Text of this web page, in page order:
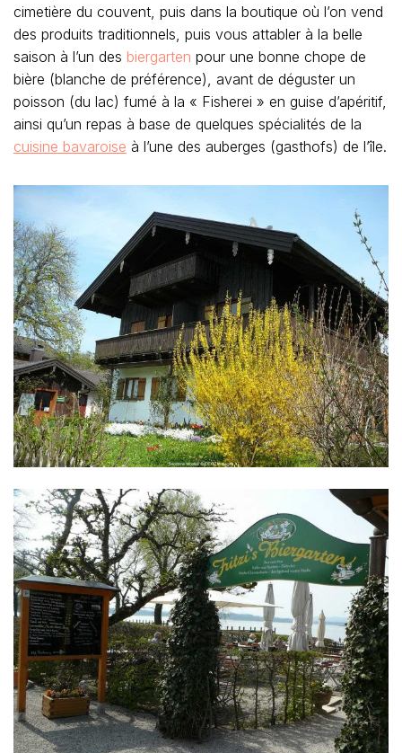
cimetière du couvent, puis dans la boutique où l’on vend
des produits traditionnels, puis vous attabler à la belle
saison à l’un des biergarten pour une bonne chope de
bière (blanche de préférence), avant de déguster un
poisson (du lac) fumé à la « Fisherei » en guise d’apéritif,
ainsi qu’un repas à base de quelques spécialités de la
cuisine bavaroise à l’une des auberges (gasthofs) de l’île.